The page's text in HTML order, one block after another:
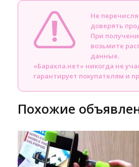
Не
доверять
При
возьмите
данные.
«Барахла.нет» никогда не
гарантирует покупателям и
Похожие